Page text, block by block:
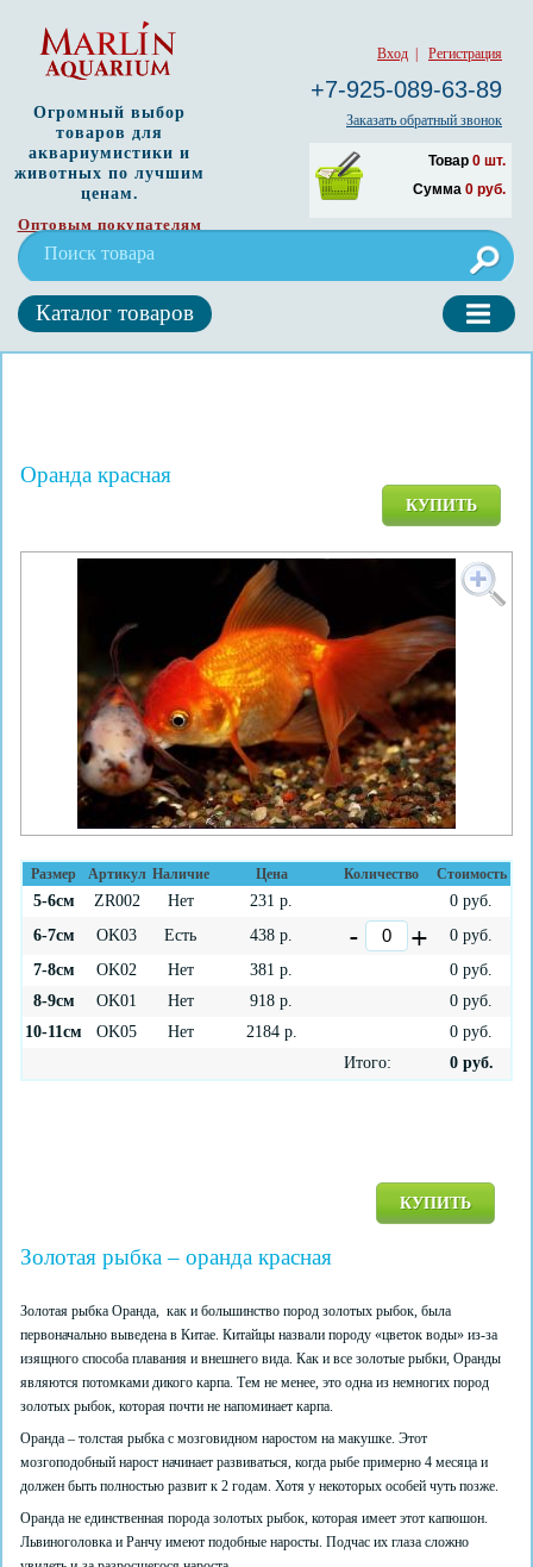
Вход Регистрация
+7-925-089-63-89
Заказать обратный звонок
Товар 0 шт.
Сумма 0 руб.
Огромный выбор
товаров для
аквариумистики и
животных по лучшим
ценам.
Оптовым покупателям
Каталог товаров
Оранда красная
КУПИТЬ
Размер Артикул Наличие Цена Количество Стоимость
5-6см ZR002 Нет 231 р. 0 руб.
6-7см
OK03 Есть 438 р. 0 руб.
7-8см
OK02 Нет 381 р. 0 руб.
8-9см
OK01 Нет 918 р. 0 руб.
10-11см
OK05 Нет 2184р. 0 руб.
Итого:
0руб.
КУПИТЬ
Золотая рыбка – оранда красная
Золотая рыбка Оранда, как и большинство пород золотых рыбок, была
первоначально выведена в Китае. Китайцы назвали породу «цветок воды» из-за
изящного способа плавания и внешнего вида. Как и все золотые рыбки, Оранды
являются потомками дикого карпа. Тем не менее, это одна из немногих пород
золотых рыбок, которая почти не напоминает карпа.
Оранда – толстая рыбка с мозговидном наростом на макушке. Этот
мозгоподобный нарост начинает развиваться, когда рыбе примерно 4 месяца и
должен быть полностью развит к 2 годам. Хотя у некоторых особей чуть позже.
Оранда не единственная порода золотых рыбок, которая имеет этот капюшон.
Львиноголовка и Ранчу имеют подобные наросты. Подчас их глаза сложно